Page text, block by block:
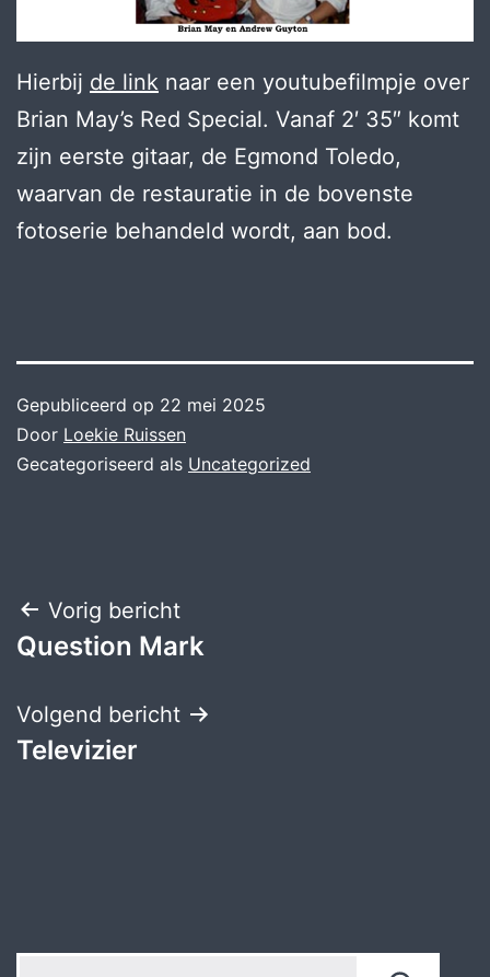
Hierbij de link naar een youtubefilmpje over
Brian May’s Red Special. Vanaf 2′ 35″ komt
zijn eerste gitaar, de Egmond Toledo,
waarvan de restauratie in de bovenste
fotoserie behandeld wordt, aan bod.
Gepubliceerd op 22 mei 2025
Door Loekie Ruissen
Gecategoriseerd als Uncategorized
Bericht
navigatie
Vorig bericht
Question Mark
Volgend bericht
Televizier